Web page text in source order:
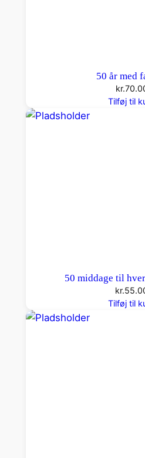
50 år med
kr.
Tilføj til
50 middage til
kr.
Tilføj til